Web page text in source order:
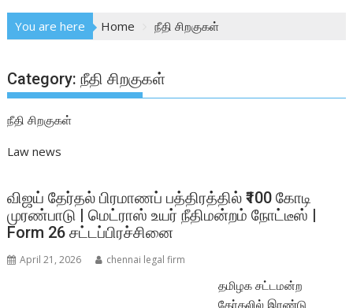
You are here Home நீதி சிறகுகள்
Category:நீதி சிறகுகள்
நீதி சிறகுகள்
Law news
விஜய் தேர்தல் பிரமாணப் பத்திரத்தில் ₹100 கோடி
முரண்பாடு | மெட்ராஸ் உயர் நீதிமன்றம் நோட்டீஸ் |
Form 26 சட்டப்பிரச்சினை
April 21, 2026 chennai legal firm
தமிழக சட்டமன்ற
தேர்தலில் இரண்டு